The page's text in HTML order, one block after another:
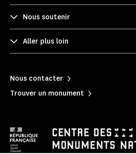
Nous soutenir
Aller plus loin
Nous contacter
Trouver un monument